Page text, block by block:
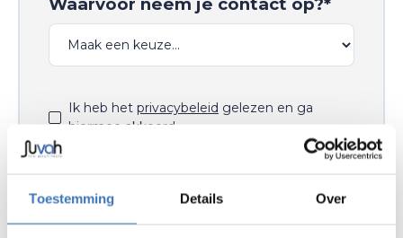
Toestemming Details Over
Ik heb het privacybeleid gelezen en ga
hiermee akkoord.